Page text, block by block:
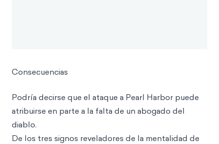
Consecuencias
Podría decirse que el ataque a Pearl Harbor puede
atribuirse en parte a la falta de un abogado del
diablo.
De los tres signos reveladores de la mentalidad de